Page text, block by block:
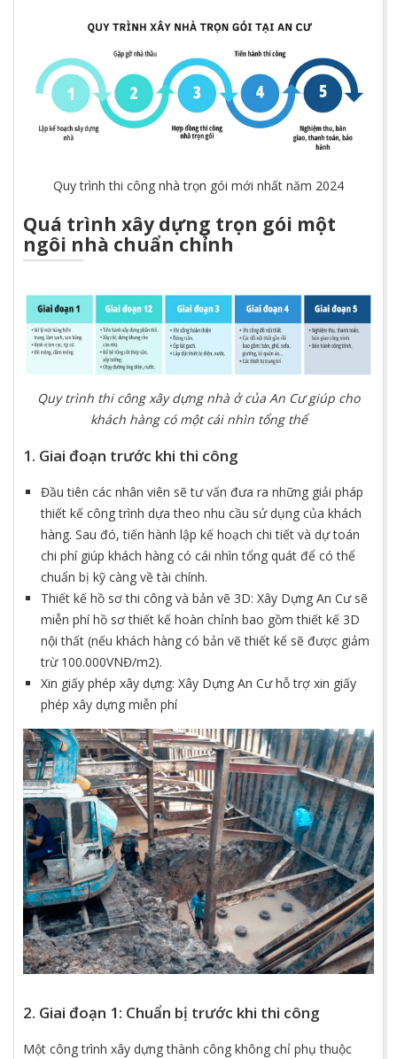
Quy trình thi công nhà trọn gói mới nhất năm 2024
Quá trình xây dựng trọn gói một
ngôi nhà chuẩn chỉnh
Quy trình thi công xây dựng nhà ở của An Cư giúp cho
khách hàng có một cái nhìn tổng thể
1. Giai đoạn trước khi thi công
Đầu tiên các nhân viên sẽ tư vấn đưa ra những giải pháp
thiết kế công trình dựa theo nhu cầu sử dụng của khách
hàng. Sau đó, tiến hành lập kế hoạch chi tiết và dự toán
chi phí giúp khách hàng có cái nhìn tổng quát để có thể
chuẩn bị kỹ càng về tài chính.
Thiết kế hồ sơ thi công và bản vẽ 3D: Xây Dựng An Cư sẽ
miễn phí hồ sơ thiết kế hoàn chỉnh bao gồm thiết kế 3D
nội thất (nếu khách hàng có bản vẽ thiết kế sẽ được giảm
trừ 100.000VNĐ/m2).
Xin giấy phép xây dựng: Xây Dựng An Cư hỗ trợ xin giấy
phép xây dựng miễn phí
2. Giai đoạn 1: Chuẩn bị trước khi thi công
Một công trình xây dựng thành công không chỉ phụ thuộc